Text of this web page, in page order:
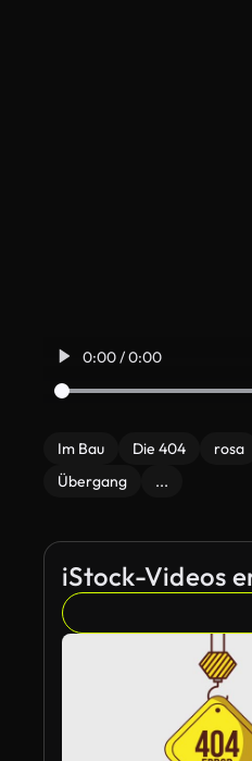
0:00 / 0:00
Im Bau Die 404 rosa
Übergang
...
iStock-Videos